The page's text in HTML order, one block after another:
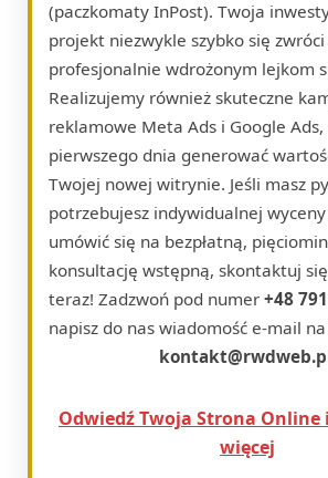
(paczkomaty InPost). Twoja
projekt niezwykle szybko się
profesjonalnie wdrożonym lejkom
Realizujemy również skuteczne
reklamowe Meta Ads i Google Ads,
pierwszego dnia generować
Twojej nowej witrynie. Jeśli masz
potrzebujesz indywidualnej wyceny
umówić się na bezpłatną,
konsultację wstępną, skontaktuj
teraz! Zadzwoń pod numer +48
napisz do nas wiadomość e-mail
Odwiedź Twoja Strona Online
więcej